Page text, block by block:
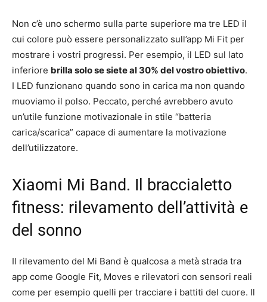
Non c’è uno schermo sulla parte superiore ma tre LED il
cui colore può essere personalizzato sull’app Mi Fit per
mostrare i vostri progressi. Per esempio, il LED sul lato
inferiore brilla solo se siete al 30% del vostro obiettivo.
I LED funzionano quando sono in carica ma non quando
muoviamo il polso. Peccato, perché avrebbero avuto
un’utile funzione motivazionale in stile “batteria
carica/scarica” capace di aumentare la motivazione
dell’utilizzatore.
Xiaomi Mi Band. Il braccialetto
fitness: rilevamento dell’attività e
del sonno
Il rilevamento del Mi Band è qualcosa a metà strada tra
app come Google Fit, Moves e rilevatori con sensori reali
come per esempio quelli per tracciare i battiti del cuore. Il